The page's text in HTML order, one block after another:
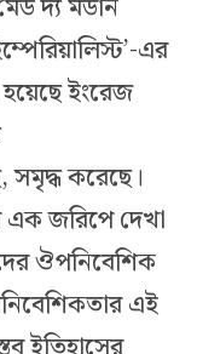
দ্য মডার্ন
এর
ইংরেজ
করেছে।
এক জরিপে দেখা
ঔপনিবেশিক
এই